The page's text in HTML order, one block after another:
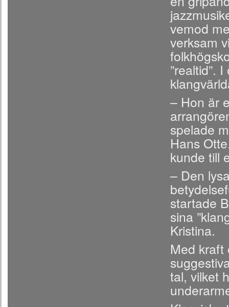
vemod
verksam
”realtid”.
– Hon är
spelade
Hans
kunde till
– Den
startade
sina
Kristina.
Med kraft
tal, vilket